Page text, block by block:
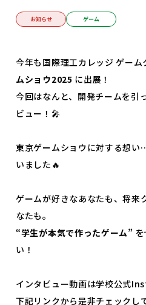
入学案内
就職サポート
オープンキャンパス
よくあるご質問
アクセス
教員募集
WEB出願
お知らせ ゲーム
今年も国際理工カレッジ ゲーム
ムショウ2025 に出展！
今回はなんと、開発チームを引
ビュー！🎤
東京ゲームショウに対する想い
いました🔥
ゲームが好きなあなたも、将来
なたも。
“学生が本気で作ったゲーム”
い！
インタビュー動画は学校公式
下記リンクから是非チェックし